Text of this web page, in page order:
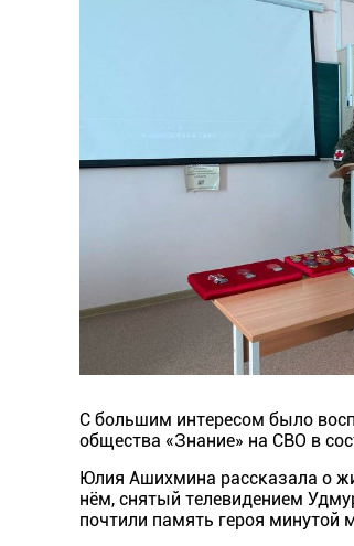
С большим интересом было
общества «Знание» на СВО в
Юлия Ашихмина рассказала о
нём, снятый телевидением
почтили память героя минутой